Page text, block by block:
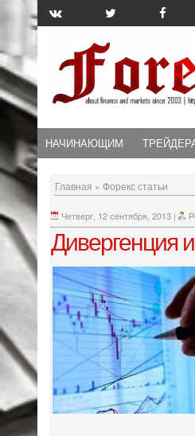
НАЧИНАЮЩИМ
Главная » Форекс статьи
Четверг, 12 сентября, 2013 |
Дивергенция